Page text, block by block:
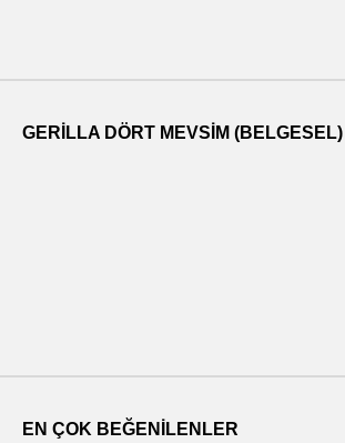
GERILLA DÖRT MEVSIM (BELGESEL)
EN ÇOK BEĞENILENLER